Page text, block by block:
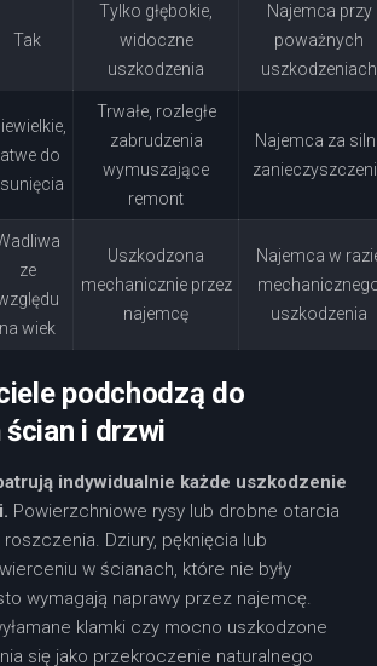
Tak
Tylko głębokie,
widoczne
uszkodzenia
Najemca przy
poważnych
uszkodzeniach
do
Trwałe, rozległe
zabrudzenia
wymuszające
remont
Najemca za
ze
na wiek
Uszkodzona
mechanicznie przez
najemcę
Najemca w
uszkodzenia
podchodzą do
i drzwi
indywidualnie każde uszkodzenie
Powierzchniowe rysy lub drobne otarcia
Dziury, pęknięcia lub
w ścianach, które nie były
wymagają naprawy przez najemcę.
klamki czy mocno uszkodzone
się jako przekroczenie naturalnego